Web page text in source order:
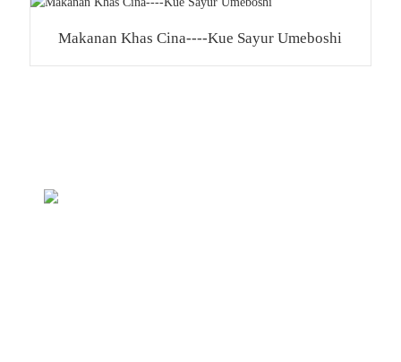
Makanan Khas Cina----Kue Sayur Umeboshi